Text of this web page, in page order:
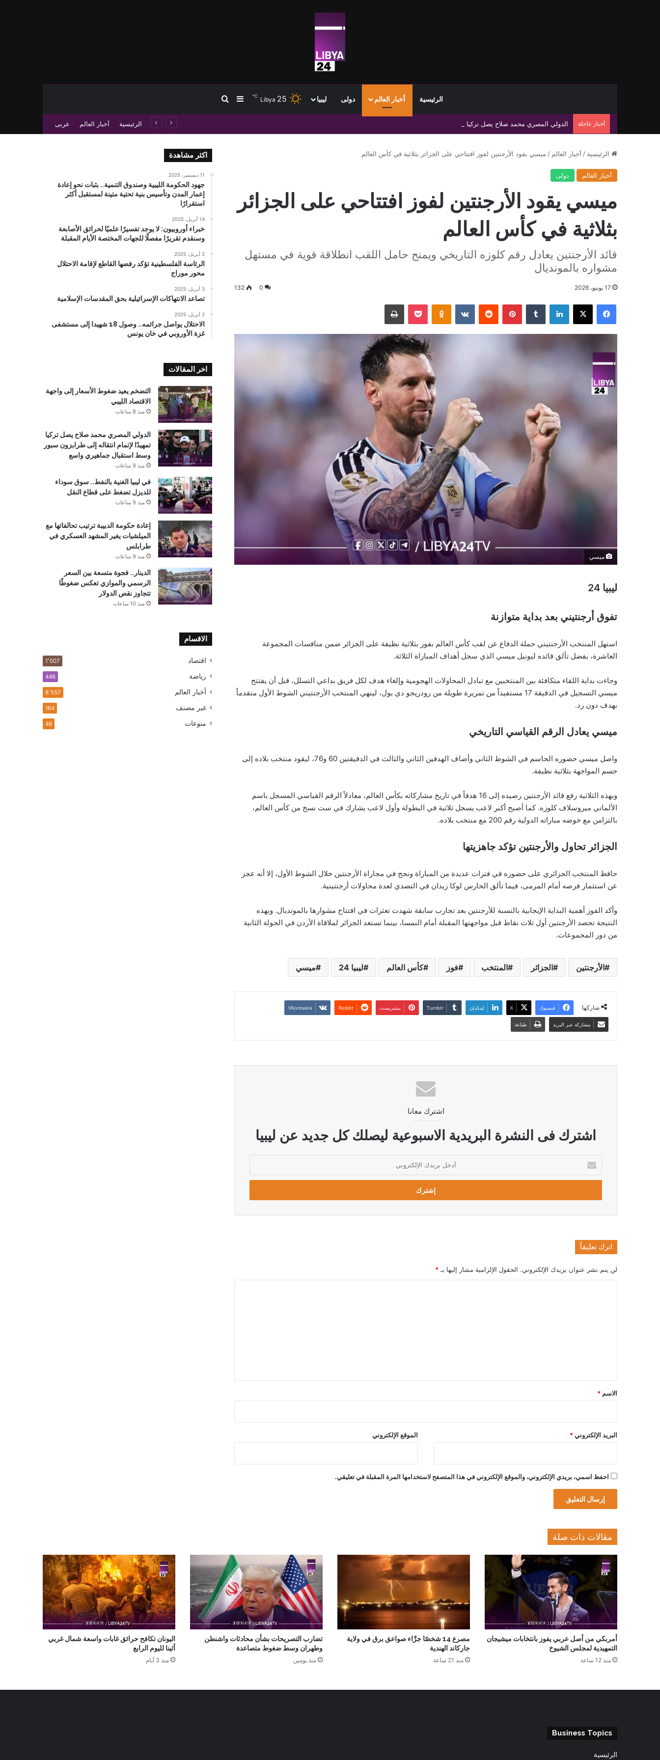
الرئيسية أخبار العالم دولى ليبيا Libya 25
℃ إضافة عمود جانبي
بحث عن
أخبار عاجلة الدولي المصري محمد صلاح يصل تركيا تمهيدًا لإتمام انتقاله إلى طرابزون سبور وسط استقبال جماهيري واسع الرئيسية أخبار العالم عربى
الرئيسية / أخبار العالم / ميسي يقود الأرجنتين لفوز افتتاحي على الجزائر بثلاثية في كأس العالم
أخبار العالم دولى
ميسي يقود الأرجنتين لفوز افتتاحي على الجزائر
بثلاثية في كأس العالم
قائد الأرجنتين يعادل رقم كلوزه التاريخي ويمنح حامل اللقب انطلاقة قوية في مستهل
مشواره بالمونديال
17 يونيو، 2026 0
132
فيسبوك ‫X لينكدإن بينتيريست Odnoklassniki
‫Pocket طباعة
ميسي
ليبيا 24
تفوق أرجنتيني بعد بداية متوازنة
استهل المنتخب الأرجنتيني حملة الدفاع عن لقب كأس العالم بفوز بثلاثية نظيفة على الجزائر ضمن منافسات المجموعة
العاشرة، بفضل تألق قائده ليونيل ميسي الذي سجل أهداف المباراة الثلاثة.
وجاءت بداية اللقاء متكافئة بين المنتخبين مع تبادل المحاولات الهجومية وإلغاء هدف لكل فريق بداعي التسلل، قبل أن يفتتح
ميسي التسجيل في الدقيقة 17 مستفيداً من تمريرة طويلة من رودريجو دي بول، لينهي المنتخب الأرجنتيني الشوط الأول متقدماً
بهدف دون رد.
ميسي يعادل الرقم القياسي التاريخي
واصل ميسي حضوره الحاسم في الشوط الثاني وأضاف الهدفين الثاني والثالث في الدقيقتين 60 و76، ليقود منتخب بلاده إلى
حسم المواجهة بثلاثية نظيفة.
وبهذه الثلاثية رفع قائد الأرجنتين رصيده إلى 16 هدفاً في تاريخ مشاركاته بكأس العالم، معادلاً الرقم القياسي المسجل باسم
الألماني ميروسلاف كلوزه. كما أصبح أكبر لاعب يسجل ثلاثية في البطولة وأول لاعب يشارك في ست نسخ من كأس العالم،
بالتزامن مع خوضه مباراته الدولية رقم 200 مع منتخب بلاده.
الجزائر تحاول والأرجنتين تؤكد جاهزيتها
حافظ المنتخب الجزائري على حضوره في فترات عديدة من المباراة ونجح في مجاراة الأرجنتين خلال الشوط الأول، إلا أنه عجز
عن استثمار فرصه أمام المرمى، فيما تألق الحارس لوكا زيدان في التصدي لعدة محاولات أرجنتينية.
وأكد الفوز أهمية البداية الإيجابية بالنسبة للأرجنتين بعد تجارب سابقة شهدت تعثرات في افتتاح مشوارها بالمونديال. وبهذه
النتيجة تحصد الأرجنتين أول ثلاث نقاط قبل مواجهتها المقبلة أمام النمسا، بينما تستعد الجزائر لملاقاة الأردن في الجولة الثانية
من دور المجموعات.
الأرجنتين الجزائر المنتخب فوز كأس العالم ليبيا 24 ميسي
شاركها فيسبوك ‫X لينكدإن بينتيريست
مشاركة عبر البريد طباعة
اشترك معانا
اشترك فى النشرة البريدية الاسبوعية ليصلك كل جديد عن ليبيا
بريدك
الإلكتروني
اترك تعليقاً
لن يتم نشر عنوان بريدك الإلكتروني. الحقول الإلزامية مشار إليها بـ *
*
الاسم *
البريد الإلكتروني * الموقع الإلكتروني
احفظ اسمي، بريدي الإلكتروني، والموقع الإلكتروني في هذا المتصفح لاستخدامها المرة المقبلة في تعليقي.
اكثر مشاهدة
11 ديسمبر، 2025
جهود الحكومة الليبية وصندوق التنمية.. بثبات نحو إعادة
إعمار المدن وتأسيس بنية تحتية متينة لمستقبل أكثر
استقرارًا
14 أبريل، 2025
خبراء أوروبيون: لا يوجد تفسيرًا علميًا لحرائق الأصابعة
وسنقدم تقريرًا مفصلًا للجهات المختصة الأيام المقبلة
2 أبريل، 2025
الرئاسة الفلسطينية تؤكد رفضها القاطع لإقامة الاحتلال
محور موراج
3 أبريل، 2025
تصاعد الانتهاكات الإسرائيلية بحق المقدسات الإسلامية
2 أبريل، 2025
الاحتلال يواصل جرائمه.. وصول 18 شهيدا إلى مستشفى
غزة الأوروبي في خان يونس
اخر المقالات
التضخم يعيد ضغوط الأسعار إلى واجهة
الاقتصاد الليبي
منذ 8 ساعات
الدولي المصري محمد صلاح يصل تركيا
تمهيدًا لإتمام انتقاله إلى طرابزون سبور
وسط استقبال جماهيري واسع
منذ 9 ساعات
في ليبيا الغنية بالنفط.. سوق سوداء
للديزل تضغط على قطاع النقل
منذ 9 ساعات
إعادة حكومة الدبيبة ترتيب تحالفاتها مع
الميلشيات يغير المشهد العسكري في
طرابلس
منذ 9 ساعات
الدينار.. فجوة متسعة بين السعر
الرسمي والموازي تعكس ضغوطًا
تتجاوز نقص الدولار
منذ 10 ساعات
الاقسام
اقتصاد 1٬007
رياضة 446
أخبار العالم 8٬557
غير مصنف 164
منوعات 46
مقالات ذات صلة
أمربكي من أصل عربي يفوز بانتخابات ميشيجان
التمهيدية لمجلس الشيوخ
منذ 12 ساعة
مصرع 14 شخصًا جرَّاء صواعق برق في ولاية
جاركاند الهندية
منذ 21 ساعة
تضارب التصريحات بشأن محادثات واشنطن
وطهران وسط ضغوط متصاعدة
منذ يومين
اليونان تكافح حرائق غابات واسعة شمال غربي
أثينا لليوم الرابع
منذ 3 أيام
Business Topics
الرئيسية